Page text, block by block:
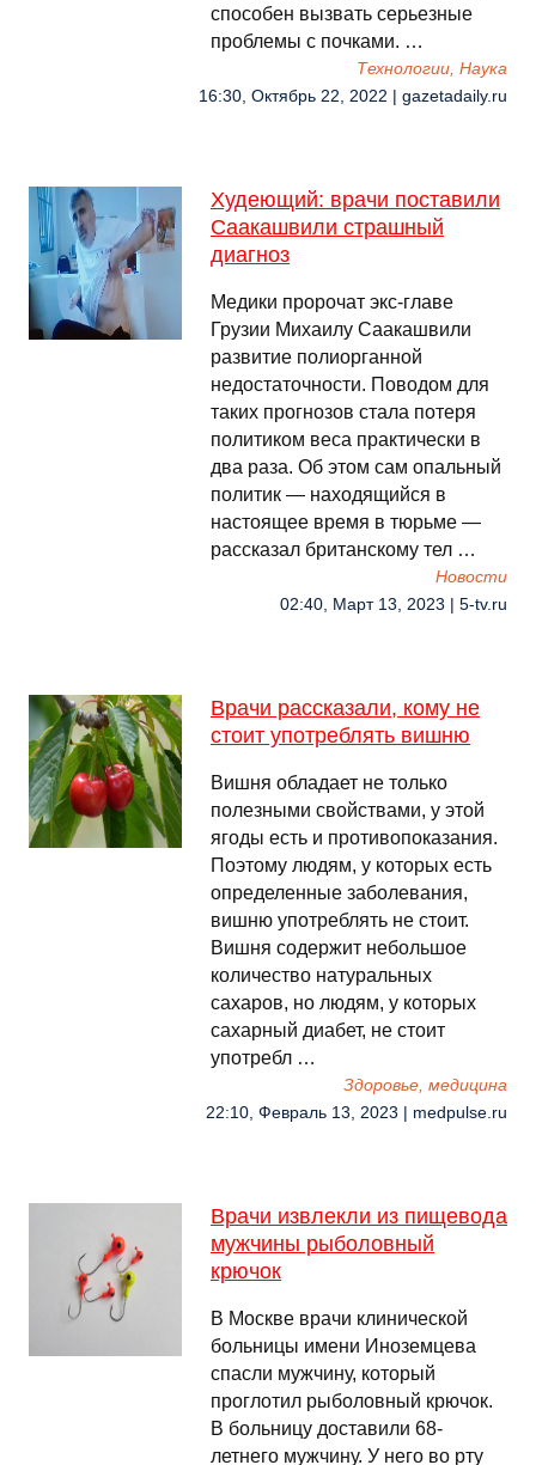
способен вызвать серьезные
проблемы с почками. …
Технологии, Наука
16:30, Октябрь 22, 2022 | gazetadaily.ru
Худеющий: врачи поставили
Саакашвили страшный
диагноз
Медики пророчат экс-главе
Грузии Михаилу Саакашвили
развитие полиорганной
недостаточности. Поводом для
таких прогнозов стала потеря
политиком веса практически в
два раза. Об этом сам опальный
политик — находящийся в
настоящее время в тюрьме —
рассказал британскому тел …
Новости
02:40, Март 13, 2023 | 5-tv.ru
Врачи рассказали, кому не
стоит употреблять вишню
Вишня обладает не только
полезными свойствами, у этой
ягоды есть и противопоказания.
Поэтому людям, у которых есть
определенные заболевания,
вишню употреблять не стоит.
Вишня содержит небольшое
количество натуральных
сахаров, но людям, у которых
сахарный диабет, не стоит
употребл …
Здоровье, медицина
22:10, Февраль 13, 2023 | medpulse.ru
Врачи извлекли из пищевода
мужчины рыболовный
крючок
В Москве врачи клинической
больницы имени Иноземцева
спасли мужчину, который
проглотил рыболовный крючок.
В больницу доставили 68-
летнего мужчину. У него во рту